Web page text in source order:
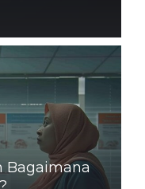
Bagaimana